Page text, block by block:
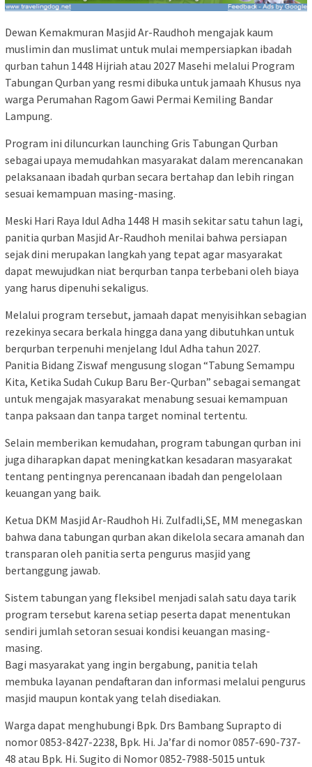
Dewan Kemakmuran Masjid Ar-Raudhoh mengajak kaum
muslimin dan muslimat untuk mulai mempersiapkan ibadah
qurban tahun 1448 Hijriah atau 2027 Masehi melalui Program
Tabungan Qurban yang resmi dibuka untuk jamaah Khusus nya
warga Perumahan Ragom Gawi Permai Kemiling Bandar
Lampung.
Program ini diluncurkan launching Gris Tabungan Qurban
sebagai upaya memudahkan masyarakat dalam merencanakan
pelaksanaan ibadah qurban secara bertahap dan lebih ringan
sesuai kemampuan masing-masing.
Meski Hari Raya Idul Adha 1448 H masih sekitar satu tahun lagi,
panitia qurban Masjid Ar-Raudhoh menilai bahwa persiapan
sejak dini merupakan langkah yang tepat agar masyarakat
dapat mewujudkan niat berqurban tanpa terbebani oleh biaya
yang harus dipenuhi sekaligus.
Melalui program tersebut, jamaah dapat menyisihkan sebagian
rezekinya secara berkala hingga dana yang dibutuhkan untuk
berqurban terpenuhi menjelang Idul Adha tahun 2027.
Panitia Bidang Ziswaf mengusung slogan “Tabung Semampu
Kita, Ketika Sudah Cukup Baru Ber-Qurban” sebagai semangat
untuk mengajak masyarakat menabung sesuai kemampuan
tanpa paksaan dan tanpa target nominal tertentu.
Selain memberikan kemudahan, program tabungan qurban ini
juga diharapkan dapat meningkatkan kesadaran masyarakat
tentang pentingnya perencanaan ibadah dan pengelolaan
keuangan yang baik.
Ketua DKM Masjid Ar-Raudhoh Hi. Zulfadli,SE, MM menegaskan
bahwa dana tabungan qurban akan dikelola secara amanah dan
transparan oleh panitia serta pengurus masjid yang
bertanggung jawab.
Sistem tabungan yang fleksibel menjadi salah satu daya tarik
program tersebut karena setiap peserta dapat menentukan
sendiri jumlah setoran sesuai kondisi keuangan masing-
masing.
Bagi masyarakat yang ingin bergabung, panitia telah
membuka layanan pendaftaran dan informasi melalui pengurus
masjid maupun kontak yang telah disediakan.
Warga dapat menghubungi Bpk. Drs Bambang Suprapto di
nomor 0853-8427-2238, Bpk. Hi. Ja’far di nomor 0857-690-737-
48 atau Bpk. Hi. Sugito di Nomor 0852-7988-5015 untuk